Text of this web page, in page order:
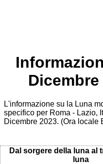
L'informazione su la Luna
specifico per Roma - Lazio,
Dicembre 2023. (Ora locale
Dal sorgere della luna al
luna